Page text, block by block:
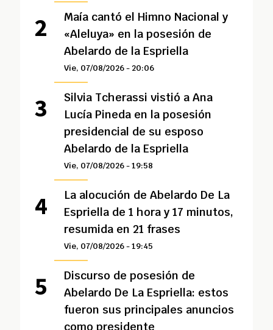
Maía cantó el Himno Nacional y
«Aleluya» en la posesión de
Abelardo de la Espriella
Vie, 07/08/2026 - 20:06
Silvia Tcherassi vistió a Ana
Lucía Pineda en la posesión
presidencial de su esposo
Abelardo de la Espriella
Vie, 07/08/2026 - 19:58
La alocución de Abelardo De La
Espriella de 1 hora y 17 minutos,
resumida en 21 frases
Vie, 07/08/2026 - 19:45
Discurso de posesión de
Abelardo De La Espriella: estos
fueron sus principales anuncios
como presidente